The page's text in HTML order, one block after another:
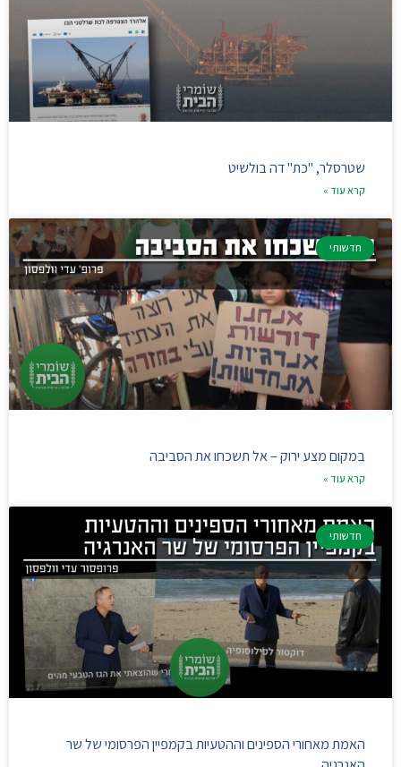
שטרסלר, "כת" דה בולשיט
קרא עוד »
חדשותי
במקום מצע ירוק – אל תשכחו את הסביבה
קרא עוד »
חדשותי
האמת מאחורי הספינים וההטעיות בקמפיין הפרסומי של שר